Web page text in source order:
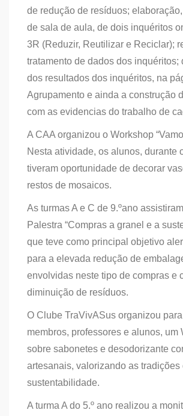
de redução de resíduos;
de sala de aula, de dois inquéritos
3R (Reduzir, Reutilizar e Reciclar);
tratamento de dados dos inquéritos;
dos resultados dos inquéritos, na
Agrupamento e ainda a construção
com as evidencias do trabalho de
A CAA organizou o Workshop
Nesta atividade, os alunos, durante
tiveram oportunidade de decorar
restos de mosaicos.
As turmas A e C de 9.ºano
Palestra “Compras a granel e a
que teve como principal objetivo
para a elevada redução de
envolvidas neste tipo de compras e
diminuição de resíduos.
O Clube TraVivASus organizou
membros, professores e alunos, um
sobre sabonetes e desodorizante
artesanais, valorizando as tradições
sustentabilidade.
A turma A do 5.º ano realizou a